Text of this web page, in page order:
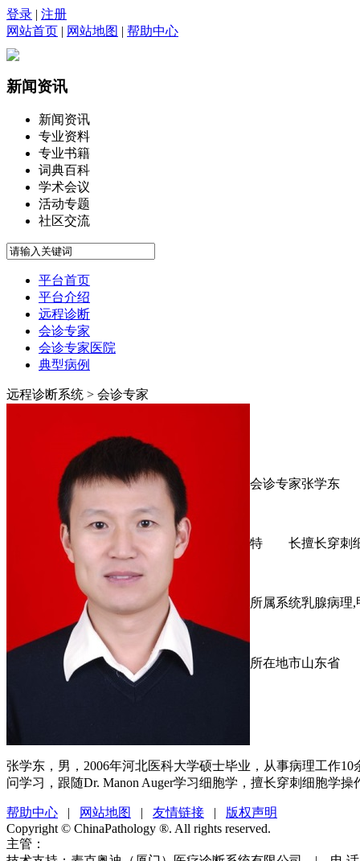
登录 | 注册
网站首页 | 网站地图 | 帮助中心
新闻资讯
新闻资讯
专业资料
专业书籍
词典百科
学术会议
活动专题
社区交流
平台首页
平台介绍
远程诊断
会诊专家
会诊专家医院
典型病例
远程诊断系统 > 会诊专家
会诊专家张学东
特 长擅长穿刺
所属系统乳腺病理
所在地市山东省
张学东，男，2006年河北医科大学硕士毕业，从事病理工作
问学习，跟随Dr. Manon Auger学习细胞学，擅长穿刺细胞学
帮助中心 | 网站地图 | 友情链接 | 版权声明
Copyright © ChinaPathology ®. All rights reserved.
主管：